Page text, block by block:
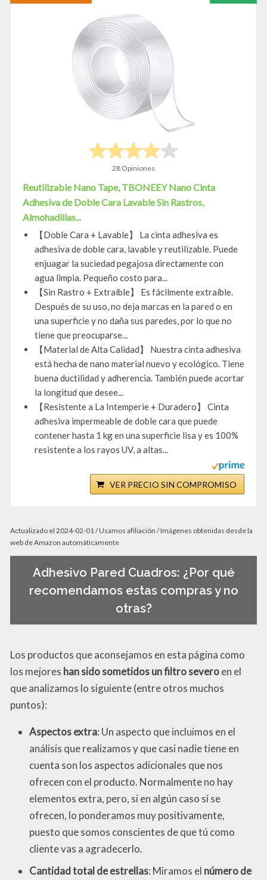
28 Opiniones
Reutilizable Nano Tape, TBONEEY Nano Cinta
Adhesiva de Doble Cara Lavable Sin Rastros,
Almohadillas...
【Doble Cara + Lavable】 La cinta adhesiva es
adhesiva de doble cara, lavable y reutilizable. Puede
enjuagar la suciedad pegajosa directamente con
agua limpia. Pequeño costo para...
【Sin Rastro + Extraíble】 Es fácilmente extraíble.
Después de su uso, no deja marcas en la pared o en
una superficie y no daña sus paredes, por lo que no
tiene que preocuparse...
【Material de Alta Calidad】 Nuestra cinta adhesiva
está hecha de nano material nuevo y ecológico. Tiene
buena ductilidad y adherencia. También puede acortar
la longitud que desee...
【Resistente a La Intemperie + Duradero】 Cinta
adhesiva impermeable de doble cara que puede
contener hasta 1 kg en una superficie lisa y es 100%
resistente a los rayos UV, a altas...
VER PRECIO SIN COMPROMISO
Actualizado el 2024-02-01 / Usamos afiliación / Imágenes obtenidas desde la
web de Amazon automáticamente
Adhesivo Pared Cuadros: ¿Por qué
recomendamos estas compras y no
otras?
Los productos que aconsejamos en esta página como
los mejores han sido sometidos un filtro severoen el
que analizamos lo siguiente (entre otros muchos
puntos):
Aspectos extra: Un aspecto que incluimos en el
análisis que realizamos y que casi nadie tiene en
cuenta son los aspectos adicionales que nos
ofrecen con el producto. Normalmente no hay
elementos extra, pero, si en algún caso sí se
ofrecen, lo ponderamos muy positivamente,
puesto que somos conscientes de que tú como
cliente vas a agradecerlo.
Cantidad total de estrellas: Miramos el número de